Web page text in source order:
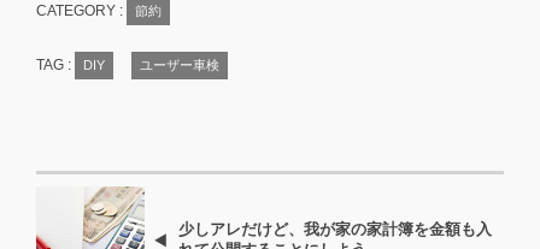
CATEGORY : 節約
TAG : DIY ユーザー車検
少しアレだけど、我が家の家計簿を金額も入